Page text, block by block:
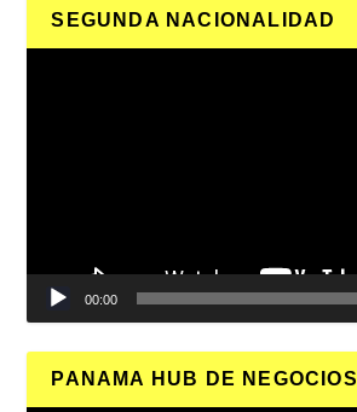
SEGUNDA NACIONALIDAD
00:00
PANAMA HUB DE NEGOCIOS